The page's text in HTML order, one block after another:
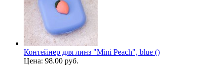
Контейнер для линз "Mini Peach", blue ()
Цена: 98.00 руб.